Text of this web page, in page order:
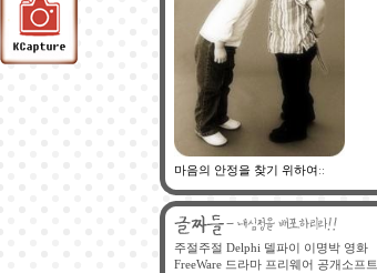
마음의 안정을 찾기 위하여::
주절주절 Delphi 델파이 이명박 영화
FreeWare 드라마 프리웨어 공개소프트